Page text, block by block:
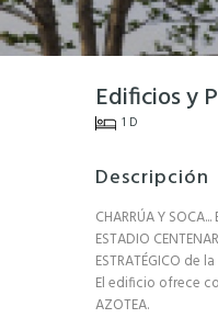
Edificios y
1 D
Descripción
CHARRÚA Y
ESTADIO
ESTRATÉGICO
El edificio ofrece
AZOTEA.